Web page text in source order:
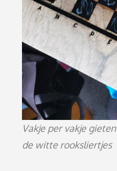
Vakje per vakje
de witte rooksliertjes